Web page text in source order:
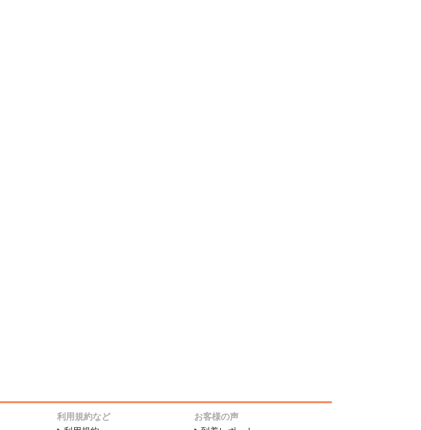
利用規約など
お客様の声